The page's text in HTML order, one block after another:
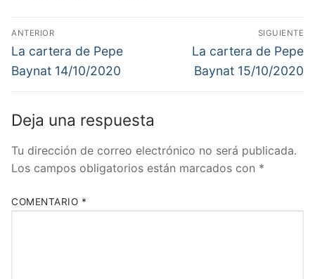
Navegación
de
entradas
ANTERIOR
Entrada
anterior:
La cartera de Pepe
Baynat 14/10/2020
SIGUIENTE
Entrada
siguiente:
La cartera de Pepe
Baynat 15/10/2020
Deja una respuesta
Tu dirección de correo electrónico no será publicada.
Los campos obligatorios están marcados con *
COMENTARIO *